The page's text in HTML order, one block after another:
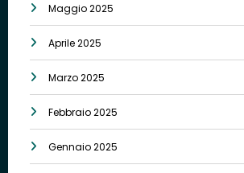
Maggio 2025
Aprile 2025
Marzo 2025
Febbraio 2025
Gennaio 2025